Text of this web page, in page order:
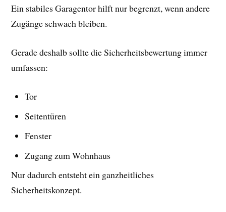
Ein stabiles Garagentor hilft nur begrenzt, wenn andere
Zugänge schwach bleiben.
Gerade deshalb sollte die Sicherheitsbewertung immer
umfassen:
Tor
Seitentüren
Fenster
Zugang zum Wohnhaus
Nur dadurch entsteht ein ganzheitliches
Sicherheitskonzept.